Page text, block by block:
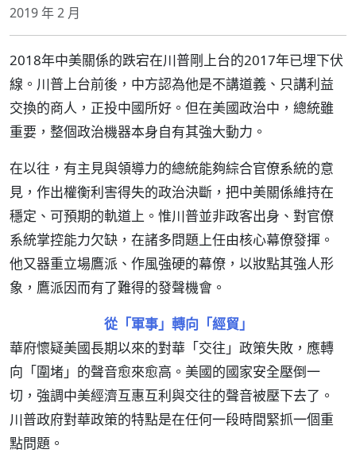
2019 年 2 月
2018年中美關係的跌宕在川普剛上台的2017年已埋下伏
線。川普上台前後，中方認為他是不講道義、只講利益
交換的商人，正投中國所好。但在美國政治中，總統雖
重要，整個政治機器本身自有其強大動力。
在以往，有主見與領導力的總統能夠綜合官僚系統的意
見，作出權衡利害得失的政治決斷，把中美關係維持在
穩定、可預期的軌道上。惟川普並非政客出身、對官僚
系統掌控能力欠缺，在諸多問題上任由核心幕僚發揮。
他又器重立場鷹派、作風強硬的幕僚，以妝點其強人形
象，鷹派因而有了難得的發聲機會。
從「軍事」轉向「經貿」
華府懷疑美國長期以來的對華「交往」政策失敗，應轉
向「圍堵」的聲音愈來愈高。美國的國家安全壓倒一
切，強調中美經濟互惠互利與交往的聲音被壓下去了。
川普政府對華政策的特點是在任何一段時間緊抓一個重
點問題。